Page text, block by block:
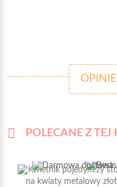
POLECANE Z TEJ